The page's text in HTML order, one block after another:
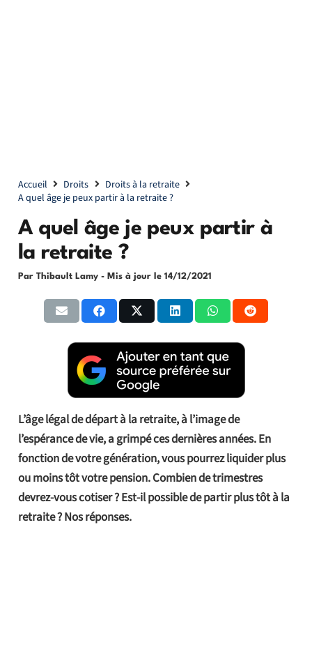
Accueil Droits
Droits à la retraite
A quel âge je peux partir à la retraite ?
A quel âge je peux partir à
la retraite ?
Par Thibault Lamy - Mis à jour le 14/12/2021
L’âge légal de départ à la retraite, à l’image de
l’espérance de vie, a grimpé ces dernières années. En
fonction de votre génération, vous pourrez liquider plus
ou moins tôt votre pension. Combien de trimestres
devrez-vous cotiser ? Est-il possible de partir plus tôt à la
retraite ? Nos réponses.